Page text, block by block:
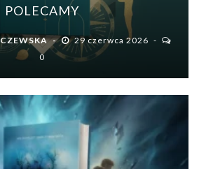
POLECAMY
29 czerwca 2026
0